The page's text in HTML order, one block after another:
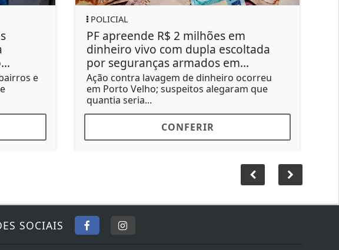
e
POLICIAL
PF apreende R$ 2 milhões em
dinheiro vivo com dupla escoltada
por seguranças armados em...
Ação contra lavagem de dinheiro ocorreu
em Porto Velho; suspeitos alegaram que
quantia seria...
CONFERIR